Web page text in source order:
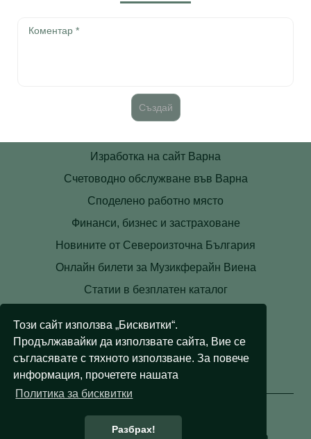
Този сайт използва „Бисквитки“.
Продължавайки да използвате сайта, Вие се
съгласявате с тяхното използване. За повече
информация, прочетете нашата
Политика за бисквитки
Разбрах!
Изработка на сайт Варна
Счетоводно обслужване във Варна
Споделено работно място
Финанси, бизнес и застраховане
Новините от Североизточна България
Онлайн билети за Музикферайн Виена
Статии в безплатен каталог
Лични данни
Бисквитки